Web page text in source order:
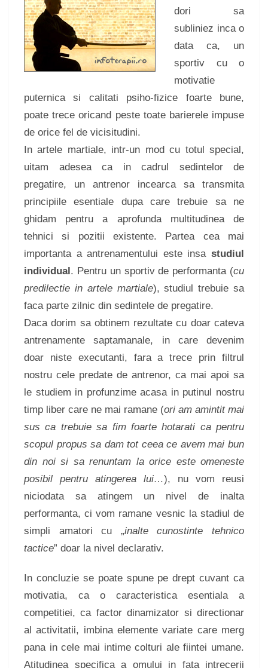
dori sa
subliniez inca o
data ca, un
sportiv cu o
motivatie
puternica si calitati psiho-fizice foarte bune,
poate trece oricand peste toate barierele impuse
de orice fel de vicisitudini.
In artele martiale, intr-un mod cu totul special,
uitam adesea ca in cadrul sedintelor de
pregatire, un antrenor incearca sa transmita
principiile esentiale dupa care trebuie sa ne
ghidam pentru a aprofunda multitudinea de
tehnici si pozitii existente. Partea cea mai
importanta a antrenamentului este insa studiul
individual. Pentru un sportiv de performanta (cu
predilectie in artele martiale), studiul trebuie sa
faca parte zilnic din sedintele de pregatire.
Daca dorim sa obtinem rezultate cu doar cateva
antrenamente saptamanale, in care devenim
doar niste executanti, fara a trece prin filtrul
nostru cele predate de antrenor, ca mai apoi sa
le studiem in profunzime acasa in putinul nostru
timp liber care ne mai ramane (ori am amintit mai
sus ca trebuie sa fim foarte hotarati ca pentru
scopul propus sa dam tot ceea ce avem mai bun
din noi si sa renuntam la orice este omeneste
posibil pentru atingerea lui…), nu vom reusi
niciodata sa atingem un nivel de inalta
performanta, ci vom ramane vesnic la stadiul de
simpli amatori cu „inalte cunostinte tehnico
tactice” doar la nivel declarativ.
In concluzie se poate spune pe drept cuvant ca
motivatia, ca o caracteristica esentiala a
competitiei, ca factor dinamizator si directionar
al activitatii, imbina elemente variate care merg
pana in cele mai intime colturi ale fiintei umane.
Atitudinea specifica a omului in fata intrecerii